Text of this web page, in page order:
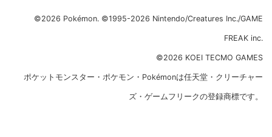
©2026 Pokémon. ©1995-2026 Nintendo/Creatures Inc./GAME
FREAK inc.
©2026 KOEI TECMO GAMES
ポケットモンスター・ポケモン・Pokémonは任天堂・クリーチャー
ズ・ゲームフリークの登録商標です。